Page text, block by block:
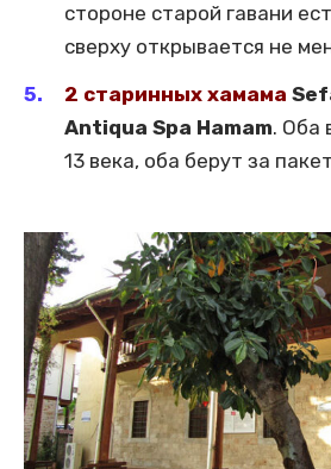
стороне старой гавани
сверху открывается не
2 старинных хамама
Antiqua Spa Hamam. Оба
13 века, оба берут за